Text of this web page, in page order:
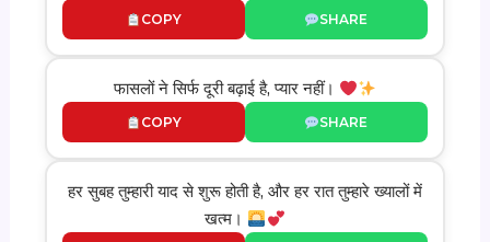
COPY SHARE
फासलों ने सिर्फ दूरी बढ़ाई है, प्यार नहीं।
COPY SHARE
हर सुबह तुम्हारी याद से शुरू होती है, और हर रात तुम्हारे ख्यालों में
खत्म।